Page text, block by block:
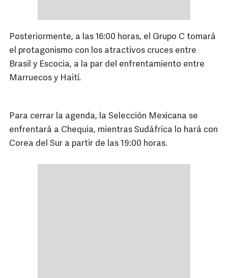
Posteriormente, a las 16:00 horas, el Grupo C tomará
el protagonismo con los atractivos cruces entre
Brasil y Escocia, a la par del enfrentamiento entre
Marruecos y Haití.
Para cerrar la agenda, la Selección Mexicana se
enfrentará a Chequia, mientras Sudáfrica lo hará con
Corea del Sur a partir de las 19:00 horas.